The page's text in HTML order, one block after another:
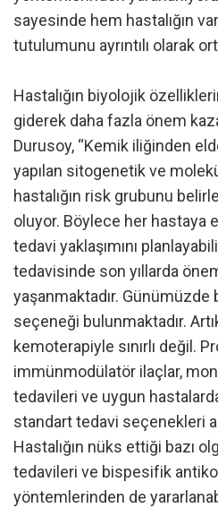
sayesinde hem hastalığın
tutulumunu ayrıntılı olarak
Hastalığın biyolojik
giderek daha fazla önem
Durusoy, “Kemik iliğinden
yapılan sitogenetik ve
hastalığın risk grubunu
oluyor. Böylece her hastaya
tedavi yaklaşımını
tedavisinde son yıllarda
yaşanmaktadır.
seçeneği bulunmaktadır.
kemoterapiyle sınırlı değil.
immünmodülatör ilaçlar,
tedavileri ve uygun
standart tedavi seçenekleri
Hastalığın nüks ettiği bazı
tedavileri ve bispesifik
yöntemlerinden de